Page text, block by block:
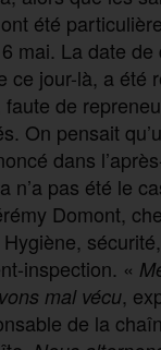
été
mai. La date de
ce jour-là, a été
de
On pensait
dans
n’a pas été le
Domont,
sécurité,
inspection. «
mal vécu,
de la